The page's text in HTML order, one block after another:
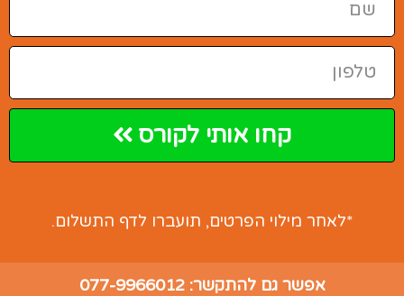
קחו אותי לקורס
*לאחר מילוי הפרטים, תועברו לדף התשלום.
אפשר גם להתקשר:077-9966012